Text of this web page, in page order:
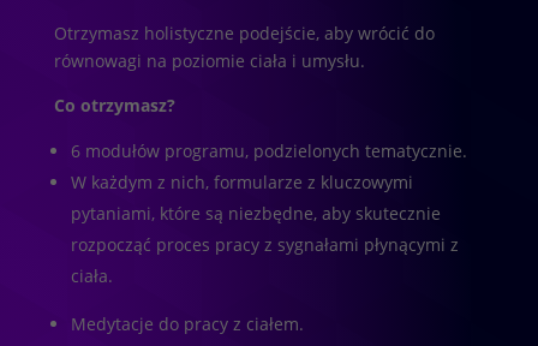
Otrzymasz holistyczne podejście, aby wrócić do
równowagi na poziomie ciała i umysłu.
Co otrzymasz?
6 modułów programu, podzielonych tematycznie.
W każdym z nich, formularze z kluczowymi
pytaniami, które są niezbędne, aby skutecznie
rozpocząć proces pracy z sygnałami płynącymi z
ciała.
Medytacje do pracy z ciałem.